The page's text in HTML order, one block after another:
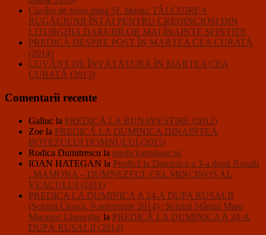
Cuvânt de folos după Sf. Maslu: TÂLCUIREA
RUGĂCIUNII ÎNTÂI PENTRU CREDINCIOŞI DIN
LITURGHIA DARURILOR MAI ÎNAINTE SFINŢITE
PREDICĂ DESPRE POST ÎN MARŢEA CEA CURATĂ
(2014)
CUVÂNT DE ÎNVĂŢĂTURĂ ÎN MARŢEA CEA
CURATĂ (2013)
Comentarii recente
Galiuc la PREDICĂ LA BUNAVESTIRE (2012)
Zoe la PREDICĂ LA DUMINICA DINAINTEA
BOTEZULUI DOMNULUI (2015)
Rodica Dumitrescu la prediciortodoxe.ro
IOAN HATEGAN la Predică la Duminica a 3-a după Rusalii
: MAMONA – DUMNEZEUL CEL MINCINOS AL
VEACULUI (2011)
PREDICA LA DUMINICA A 24-A DUPA RUSALII
(Schitul Closca, 9 noiembrie 2014) | Schitul Sfântul Mare
Mucenic Gheorghe la PREDICĂ LA DUMINICA A 24-A
DUPĂ RUSALII (2014)